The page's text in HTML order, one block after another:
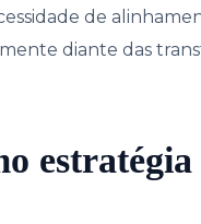
de
diante das
estratégia